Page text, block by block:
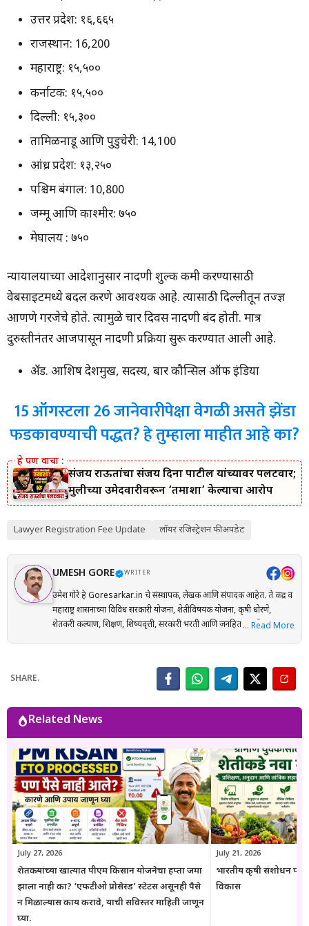
उत्तर प्रदेश: १६,६६५
राजस्थान: 16,200
महाराष्ट्र: १५,५००
कर्नाटक: १५,५००
दिल्ली: १५,३००
तामिळनाडू आणि पुडुचेरी: 14,100
आंध्र प्रदेश: १३,२५०
पश्चिम बंगाल: 10,800
जम्मू आणि काश्मीर: ७५०
मेघालय : ७५०
न्यायालयाच्या आदेशानुसार नोंदणी शुल्क कमी करण्यासाठी
वेबसाइटमध्ये बदल करणे आवश्यक आहे. त्यासाठी दिल्लीतून तज्ज्ञ
आणणे गरजेचे होते. त्यामुळे चार दिवस नोंदणी बंद होती. मात्र
दुरुस्तीनंतर आजपासून नोंदणी प्रक्रिया सुरू करण्यात आली आहे.
ॲड. आशिष देशमुख, सदस्य, बार कौन्सिल ऑफ इंडिया
15 ऑगस्टला 26 जानेवारीपेक्षा वेगळी असते झेंडा
फडकावण्याची पद्धत? हे तुम्हाला माहीत आहे का?
संजय राऊतांचा संजय दिना पाटील यांच्यावर पलटवार;
मुलीच्या उमेदवारीवरून ‘तमाशा’ केल्याचा आरोप
Lawyer Registration Fee Update लॉयर रजिस्ट्रेशन फी अपडेट
UMESH GORE WRITER
उमेश गोरे हे Goresarkar.in चे संस्थापक, लेखक आणि संपादक आहेत. ते केंद्र व
महाराष्ट्र शासनाच्या विविध सरकारी योजना, शेतीविषयक योजना, कृषी धोरणे,
शेतकरी कल्याण, शिक्षण, शिष्यवृत्ती, सरकारी भरती आणि जनहिताच्या विषयांवर
आणि संबंधित अधिकृत स्रोतांचा संदर्भ घेऊन माहितीची पडताळणी केली जाते.
वाचकांना अर्ज प्रक्रिया, पात्रता, आवश्यक कागदपत्रे, लाभ, अंतिम मुदत आणि
युवक आणि सर्वसामान्य नागरिकांपर्यंत विश्वासार्ह, अद्ययावत आणि उपयुक्त माहिती
पोहोचवणे हा आहे. प्रकाशित माहिती वेळोवेळी अद्ययावत ठेवण्याचा प्रयत्न केला
जातो. अधिकृत निर्णयामध्ये बदल झाल्यास संबंधित लेख देखील अद्ययावत करण्यात
येतात. या संकेतस्थळावरील माहिती ही केवळ जनजागृती आणि मार्गदर्शनाच्या
उद्देशाने प्रकाशित केली जाते. कोणत्याही सरकारी योजनेसाठी अर्ज करण्यापूर्वी
संबंधित विभागाच्या अधिकृत संकेतस्थळावरील माहिती, नियम आणि अटींची
पडताळणी करण्याचा सल्ला दिला जातो.
… Read More
SHARE.
Related News
July 27, 2026
शेतकऱ्यांच्या खात्यात पीएम किसान योजनेचा हप्ता जमा
झाला नाही का? ‘एफटीओ प्रोसेस्ड’ स्टेटस असूनही पैसे
न मिळाल्यास काय करावे, याची सविस्तर माहिती जाणून
घ्या.
July 21, 2026
भारतीय कृषी संशोधन
विकास